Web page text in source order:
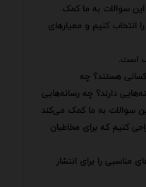
سوالات به ما کمک
انتخاب کنیم و معیارهای
است.
هستند؟ چه
دارند؟ چه رسانه‌هایی
سوالات به ما کمک می‌کند
کنیم که برای مخاطبان
مناسبی را برای انتشار